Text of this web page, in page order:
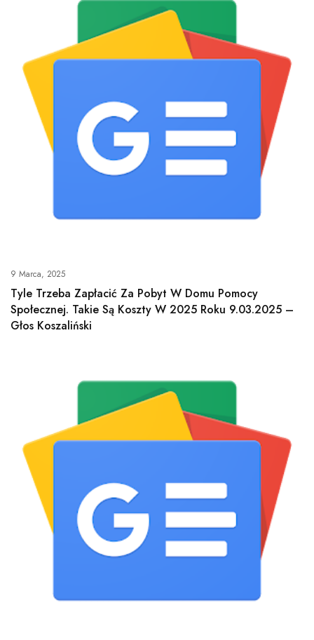
9 Marca, 2025
Tyle Trzeba Zapłacić Za Pobyt W Domu Pomocy
Społecznej. Takie Są Koszty W 2025 Roku 9.03.2025 –
Głos Koszaliński